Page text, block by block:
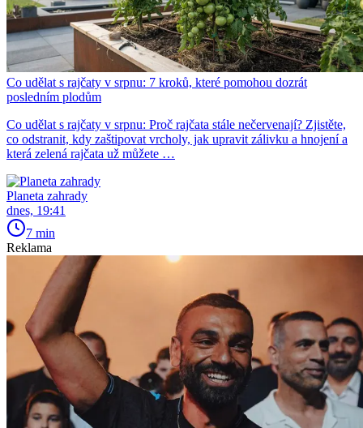
Co udělat s rajčaty v srpnu: 7 kroků, které pomohou dozrát
posledním plodům
Co udělat s rajčaty v srpnu: Proč rajčata stále nečervenají? Zjistěte,
co odstranit, kdy zaštipovat vrcholy, jak upravit zálivku a hnojení a
která zelená rajčata už můžete …
Planeta zahrady
dnes, 19:41
7 min
Reklama